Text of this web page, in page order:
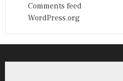
Comments feed
WordPress.org